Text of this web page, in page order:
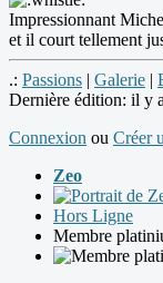
Impressionnant
et il court tellement
.: Passions | Galerie |
Dernière édition: il y
Connexion ou Créer
Zeo
Hors Ligne
Membre